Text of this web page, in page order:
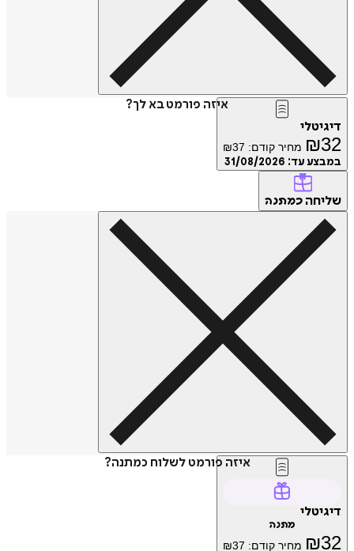
איזה פורמט בא לך?
דיגיטלי
₪32 מחיר קודם: ₪37
במבצע עד: 31/08/2026
שליחה כמתנה
איזה פורמט לשלוח כמתנה?
דיגיטלי
מתנה
₪32 מחיר קודם: ₪37